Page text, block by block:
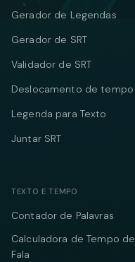
Gerador de Legendas
Gerador de SRT
Validador de SRT
Deslocamento de tempo
Legenda para Texto
Juntar SRT
TEXTO E TEMPO
Contador de Palavras
Calculadora de Tempo de
Fala